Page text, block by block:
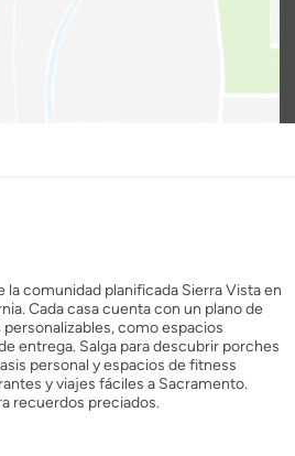
comunidad planificada Sierra Vista en
Cada casa cuenta con un plano de
como espacios
entrega. Salga para descubrir porches
personal y espacios de fitness
y viajes fáciles a Sacramento.
recuerdos preciados.